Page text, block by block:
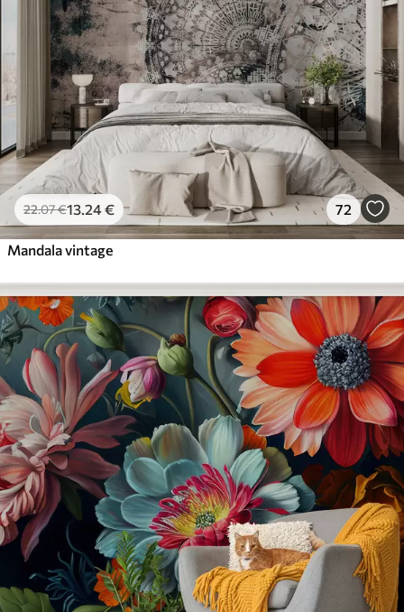
22.07€13 .24€ 72
Mandala vintage